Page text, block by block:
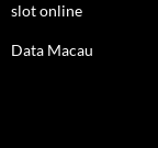
slot online
Data Macau